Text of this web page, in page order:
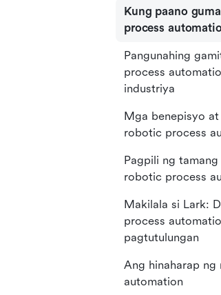
Kung paano
process
Pangunahing
process
industriya
Mga benepisyo
robotic process
Pagpili ng
robotic process
Makilala si Lark:
process
pagtutulungan
Ang hinaharap
automation